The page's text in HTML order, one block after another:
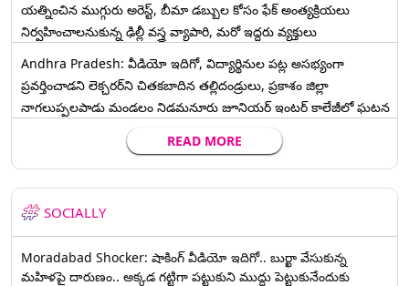
యత్నించిన ముగ్గురు అరెస్ట్, బీమా డబ్బుల కోసం ఫేక్ అంత్యక్రియలు
నిర్వహించాలనుకున్న ఢిల్లీ వస్త్ర వ్యాపారి, మరో ఇద్దరు వ్యక్తులు
Andhra Pradesh: వీడియో ఇదిగో, విద్యార్థినుల పట్ల అసభ్యంగా
ప్రవర్తించాడని లెక్చ‌ర‌ర్‌ని చిత‌క‌బాదిన త‌ల్లిదండ్రులు, ప్రకాశం జిల్లా
నాగలుప్పలపాడు మండలం నిడమనూరు జూనియర్ ఇంటర్ కాలేజీలో ఘటన
READ MORE
SOCIALLY
Moradabad Shocker: షాకింగ్ వీడియో ఇదిగో.. బుర్ఖా వేసుకున్న
మహిళపై దారుణం.. అక్కడ గట్టిగా పట్టుకుని ముద్దు పెట్టుకునేందుకు